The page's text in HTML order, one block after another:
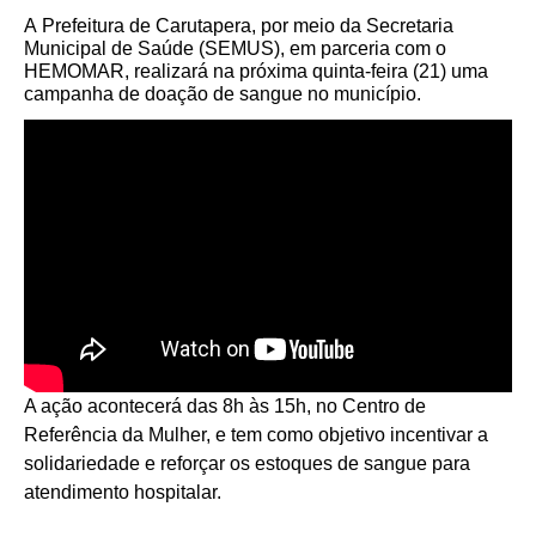
A Prefeitura de Carutapera, por meio da Secretaria
Municipal de Saúde (SEMUS), em parceria com o
HEMOMAR, realizará na próxima quinta-feira (21) uma
campanha de doação de sangue no município.
A ação acontecerá das 8h às 15h, no Centro de
Referência da Mulher, e tem como objetivo incentivar a
solidariedade e reforçar os estoques de sangue para
atendimento hospitalar.